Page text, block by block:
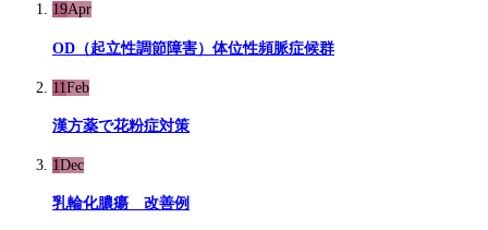
19Apr
OD（起立性調節障害）体位性頻脈症候群
11Feb
漢方薬で花粉症対策
1 Dec
乳輪化膿瘍 改善例